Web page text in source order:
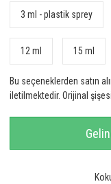
3 ml - plastik sprey
12 ml 15 ml
Bu seçeneklerden satın
iletilmektedir. Orijinal